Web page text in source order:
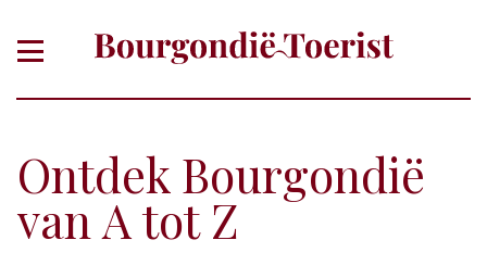
Ontdek Bourgondië
van A tot Z